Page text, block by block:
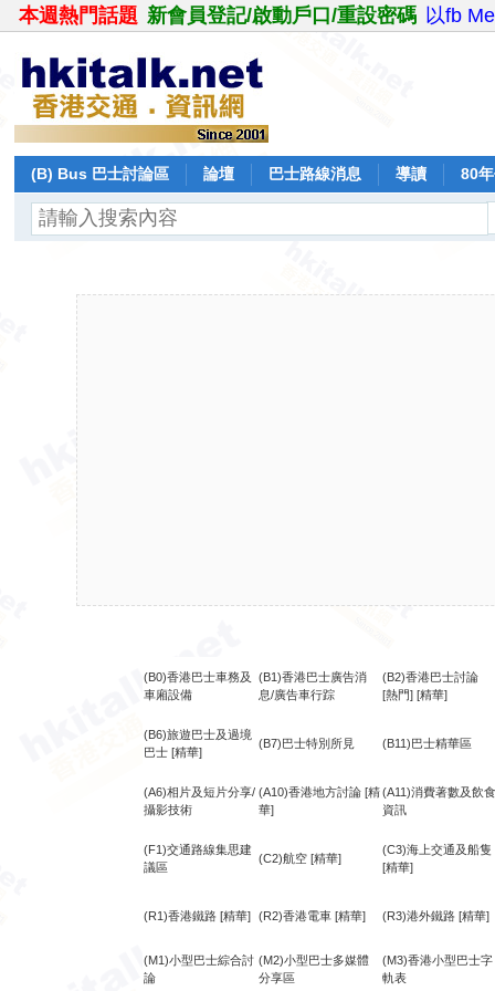
本週熱門話題 新會員登記/啟動戶口/重設密碼 以fb
(B) Bus 巴士討論區 論壇 巴士路線消息 導讀 80
(B0)香港巴士車務及
車廂設備
(B1)香港巴士廣告消
息/廣告車行踪
(B2)香港巴士討論
[熱門] [精華]
(B6)旅遊巴士及過境
巴士 [精華]
(B7)巴士特別所見 (B11)巴士精華區
(A6)相片及短片分享/
攝影技術
(A10)香港地方討論 [精
華]
(A11)消費著數及飲食
資訊
(F1)交通路線集思建
議區
(C2)航空 [精華]
(C3)海上交通及船隻
[精華]
(R1)香港鐵路 [精華] (R2)香港電車 [精華] (R3)港外鐵路 [精華]
(M1)小型巴士綜合討
論
(M2)小型巴士多媒體
分享區
(M3)香港小型巴士字
軌表